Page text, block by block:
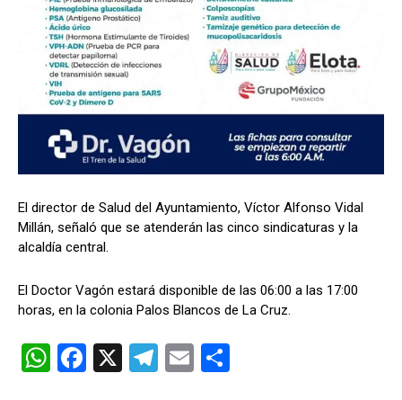
El director de Salud del Ayuntamiento, Víctor Alfonso Vidal
Millán, señaló que se atenderán las cinco sindicaturas y la
alcaldía central.
El Doctor Vagón estará disponible de las 06:00 a las 17:00
horas, en la colonia Palos Blancos de La Cruz.
W F
X
T
E